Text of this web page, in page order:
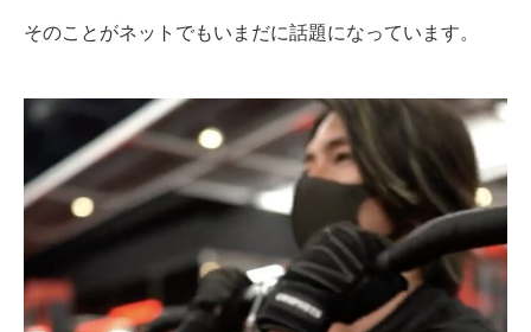
そのことがネットでもいまだに話題になっています。